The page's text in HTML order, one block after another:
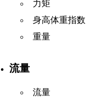
力矩
身高体重指数
重量
流量
流量